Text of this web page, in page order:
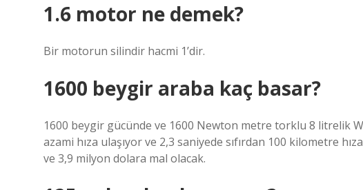
1.6 motor ne demek?
Bir motorun silindir hacmi 1’dir.
1600 beygir araba kaç basar?
1600 beygir gücünde ve 1600 Newton metre torklu 8 litrelik
azami hıza ulaşıyor ve 2,3 saniyede sıfırdan 100 kilometre
ve 3,9 milyon dolara mal olacak.